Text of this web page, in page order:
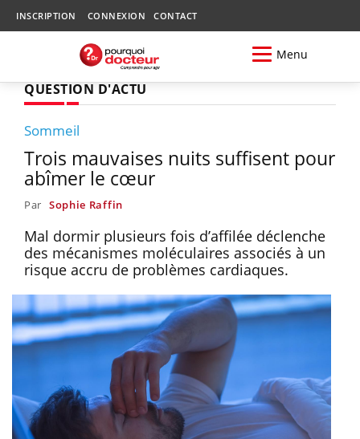
INSCRIPTION CONNEXION CONTACT
Menu
QUESTION D'ACTU
Sommeil
Trois mauvaises nuits suffisent pour
abîmer le cœur
Par Sophie Raffin
Mal dormir plusieurs fois d’affilée déclenche
des mécanismes moléculaires associés à un
risque accru de problèmes cardiaques.